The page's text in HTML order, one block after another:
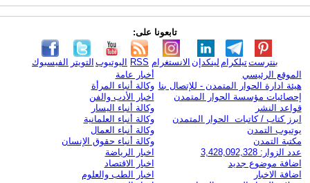
تابعونا على:
الفيسبوك التويتر اليوتيوب RSS الانستغرام لينكدإن تيلكرامبنترست
الموقع الرئيسي
هيئة ادارة الحوار المتمدن - للإتصال بنا
إحصائيات مؤسسة الحوار المتمدن
قواعد النشر
ابرز كتاب / كاتبات الحوار المتمدن
يوتيوب التمدن
مكتبة التمدن
عدد الزوار: 3,428,092,328
اضافة موضوع جديد
اضافة الاخبار
أخبار عامة
وكالة أنباء المرأة
اخبار الأدب والفن
وكالة أنباء اليسار
وكالة أنباء العلمانية
وكالة أنباء العمال
وكالة أنباء حقوق الإنسان
اخبار الرياضة
اخبار الاقتصاد
اخبار الطب والعلوم